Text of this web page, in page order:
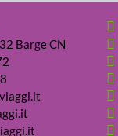
Barge CN